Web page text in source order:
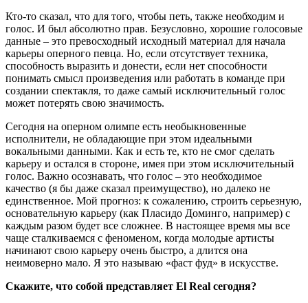
Кто-то сказал, что для того, чтобы петь, также необходим и
голос. И был абсолютно прав. Безусловно, хорошие голосовые
данные – это превосходный исходный материал для начала
карьеры оперного певца. Но, если отсутствует техника,
способность выразить и донести, если нет способности
понимать смысл произведения или работать в команде при
создании спектакля, то даже самый исключительный голос
может потерять свою значимость.
Сегодня на оперном олимпе есть необыкновенные
исполнители, не обладающие при этом идеальными
вокальными данными. Как и есть те, кто не смог сделать
карьеру и остался в стороне, имея при этом исключительный
голос. Важно осознавать, что голос – это необходимое
качество (я бы даже сказал преимущество), но далеко не
единственное. Мой прогноз: к сожалению, строить серьезную,
основательную карьеру (как Пласидо Доминго, например) с
каждым разом будет все сложнее. В настоящее время мы все
чаще сталкиваемся с феноменом, когда молодые артисты
начинают свою карьеру очень быстро, а длится она
неимоверно мало. Я это называю «фаст фуд» в искусстве.
Скажите, что собой представляет El Real сегодня?